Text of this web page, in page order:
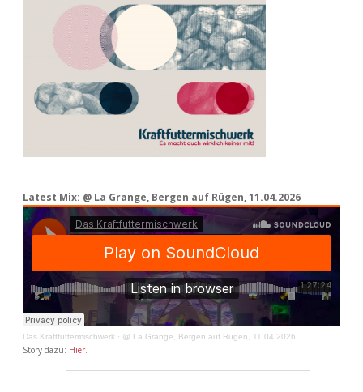
Latest Mix: @ La Grange, Bergen auf Rügen, 11.04.2026
Das Kraftfuttermischwerk · @ La Grange, Bergen auf Rügen, 11.04.2026
Story dazu: Hier